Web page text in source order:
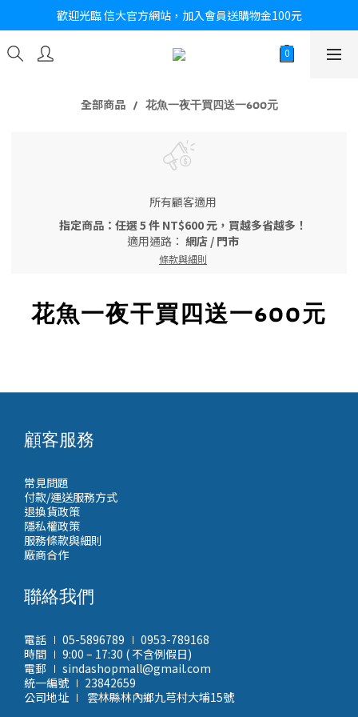
歡迎光臨 信大官方網站，加入會員送購物金100元
全部商品 花魚一夜干買四送一600元
所有顧客適用
指定商品：任選 5 件 NT$600 元，買越多省越多！
適用通路： 網店 / 門市
條款與細則
花魚一夜干買四送一600元
顧客服務
常見問題
付款/運送服務方式
退換貨政策
隱私權政策
服務條款與細則
廠商合作
聯絡我們
電話 ∣ 05-5896789 ∣ 0953-789168
時間 ∣ 9:00 – 17:30 ( 不含例假日)
電郵 ∣ sindashopmall@gmail.com
統一編號 ∣ 23842659
公司地址 ∣ 雲林縣林內鄉九芎村大埔15號